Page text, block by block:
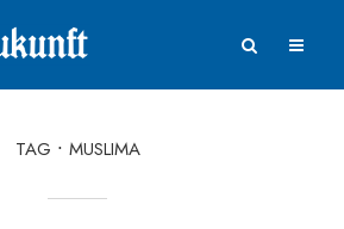
TAG MUSLIMA